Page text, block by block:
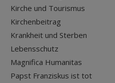
Kirche und Tourismus
Kirchenbeitrag
Krankheit und Sterben
Lebensschutz
Magnifica Humanitas
Papst Franziskus ist tot